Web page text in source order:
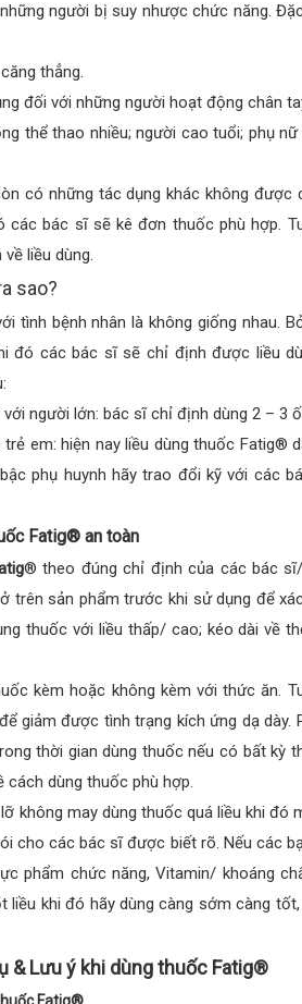
người bị suy nhược chức năng.
thẳng.
đối với những người hoạt động chân
thể thao nhiều; người cao tuổi; phụ
có những tác dụng khác không được
các bác sĩ sẽ kê đơn thuốc phù hợp.
liều dùng.
sao?
tình bệnh nhân là không giống nhau.
đó các bác sĩ sẽ chỉ định được liều
người lớn: bác sĩ chỉ định dùng 2 – 3
em: hiện nay liều dùng thuốc Fatig®
phụ huynh hãy trao đổi kỹ với các
Fatig® an toàn
® theo đúng chỉ định của các bác
trên sản phẩm trước khi sử dụng để
thuốc với liều thấp/ cao; kéo dài về
kèm hoặc không kèm với thức ăn.
giảm được tình trạng kích ứng dạ
thời gian dùng thuốc nếu có bất kỳ
dùng thuốc phù hợp.
không may dùng thuốc quá liều khi đó
cho các bác sĩ được biết rõ. Nếu các
phẩm chức năng, Vitamin/ khoáng
liều khi đó hãy dùng càng sớm càng
& Lưu ý khi dùng thuốc Fatig®